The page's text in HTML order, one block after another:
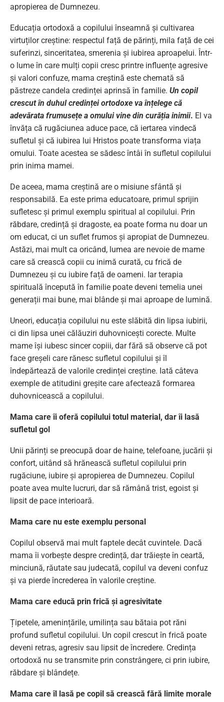
apropierea de Dumnezeu.
Educația ortodoxă a copilului înseamnă și cultivarea
virtuților creștine: respectul față de părinți, mila față de cei
suferinzi, sinceritatea, smerenia și iubirea aproapelui. Într-
o lume în care mulți copii cresc printre influențe agresive
și valori confuze, mama creștină este chemată să
păstreze candela credinței aprinsă în familie. Un copil
crescut în duhul credinței ortodoxe va înțelege că
adevărata frumusețe a omului vine din curăția inimii. El va
învăța că rugăciunea aduce pace, că iertarea vindecă
sufletul și că iubirea lui Hristos poate transforma viața
omului. Toate acestea se sădesc întâi în sufletul copilului
prin inima mamei.
De aceea, mama creștină are o misiune sfântă și
responsabilă. Ea este prima educatoare, primul sprijin
sufletesc și primul exemplu spiritual al copilului. Prin
răbdare, credință și dragoste, ea poate forma nu doar un
om educat, ci un suflet frumos și apropiat de Dumnezeu.
Astăzi, mai mult ca oricând, lumea are nevoie de mame
care să crească copii cu inimă curată, cu frică de
Dumnezeu și cu iubire față de oameni. Iar terapia
spirituală începută în familie poate deveni temelia unei
generații mai bune, mai blânde și mai aproape de lumină.
Uneori, educația copilului nu este slăbită din lipsa iubirii,
ci din lipsa unei călăuziri duhovnicești corecte. Multe
mame își iubesc sincer copiii, dar fără să observe că pot
face greșeli care rănesc sufletul copilului și îl
îndepărtează de valorile credinței creștine. Iată câteva
exemple de atitudini greșite care afectează formarea
duhovnicească a copilului.
Mama care îi oferă copilului totul material, dar îi lasă
sufletul gol
Unii părinți se preocupă doar de haine, telefoane, jucării și
confort, uitând să hrănească sufletul copilului prin
rugăciune, iubire și apropierea de Dumnezeu. Copilul
poate avea multe lucruri, dar să rămână trist, egoist și
lipsit de pace interioară.
Mama care nu este exemplu personal
Copilul observă mai mult faptele decât cuvintele. Dacă
mama îi vorbește despre credință, dar trăiește în ceartă,
minciună, răutate sau judecată, copilul va deveni confuz
și va pierde încrederea în valorile creștine.
Mama care educă prin frică și agresivitate
Țipetele, amenințările, umilința sau bătaia pot răni
profund sufletul copilului. Un copil crescut în frică poate
deveni retras, agresiv sau lipsit de încredere. Credința
ortodoxă nu se transmite prin constrângere, ci prin iubire,
răbdare și blândețe.
Mama care îl lasă pe copil să crească fără limite morale